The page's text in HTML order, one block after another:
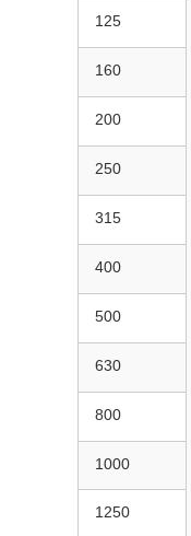
125
160
200
250
315
400
500
630
800
1000
1250